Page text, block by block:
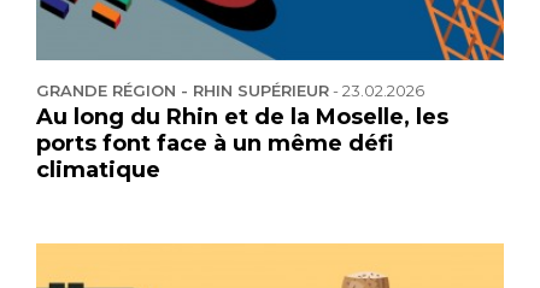
GRANDE RÉGION - RHIN SUPÉRIEUR-23.02.2026
Au long du Rhin et de la Moselle, les
ports font face à un même défi
climatique